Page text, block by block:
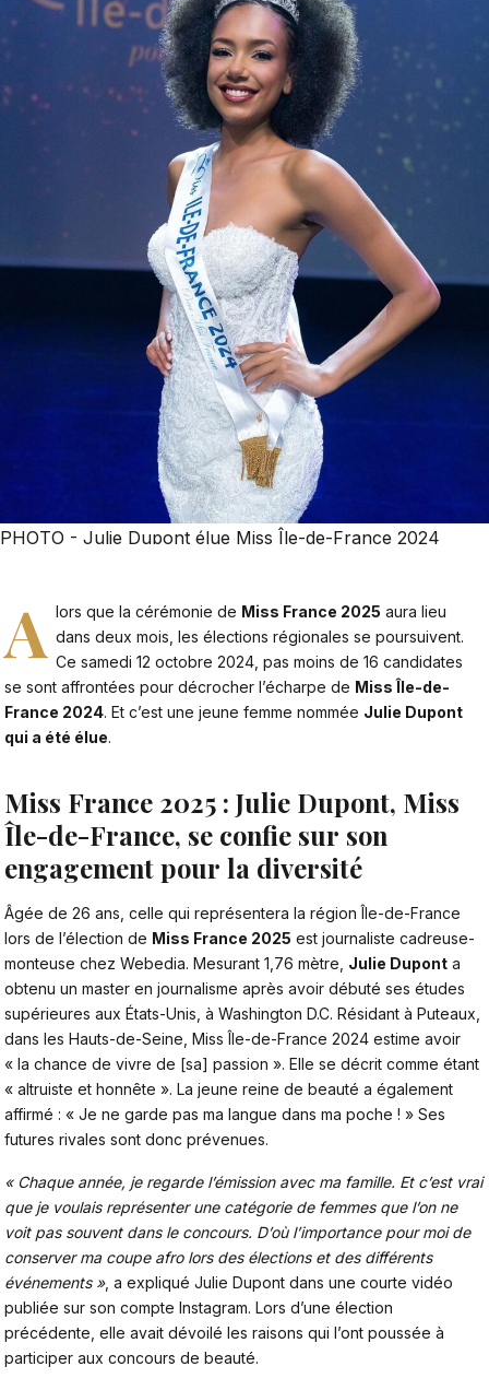
PHOTO - Julie Dupont élue Miss Île-de-France 2024
A lors que la cérémonie de Miss France 2025 aura lieu
dans deux mois, les élections régionales se poursuivent.
Ce samedi 12 octobre 2024, pas moins de 16 candidates
se sont affrontées pour décrocher l’écharpe de Miss Île-de-
France 2024. Et c’est une jeune femme nommée Julie Dupont
qui a été élue.
Miss France 2025 : Julie Dupont, Miss
Île-de-France, se confie sur son
engagement pour la diversité
Âgée de 26 ans, celle qui représentera la région Île-de-France
lors de l’élection de Miss France 2025 est journaliste cadreuse-
monteuse chez Webedia. Mesurant 1,76 mètre, Julie Dupont a
obtenu un master en journalisme après avoir débuté ses études
supérieures aux États-Unis, à Washington D.C. Résidant à Puteaux,
dans les Hauts-de-Seine, Miss Île-de-France 2024 estime avoir
« la chance de vivre de [sa] passion ». Elle se décrit comme étant
« altruiste et honnête ». La jeune reine de beauté a également
affirmé : « Je ne garde pas ma langue dans ma poche ! » Ses
futures rivales sont donc prévenues.
« Chaque année, je regarde l’émission avec ma famille. Et c’est vrai
que je voulais représenter une catégorie de femmes que l’on ne
voit pas souvent dans le concours. D’où l’importance pour moi de
conserver ma coupe afro lors des élections et des différents
événements », a expliqué Julie Dupont dans une courte vidéo
publiée sur son compte Instagram. Lors d’une élection
précédente, elle avait dévoilé les raisons qui l’ont poussée à
participer aux concours de beauté.